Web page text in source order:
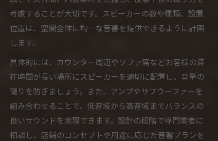
考慮することが大切です。スピーカーの数や種類、設置
位置は、空間全体に均一な音響を提供できるように計画
します。
具体的には、カウンター周辺やソファ席などお客様の滞
在時間が長い場所にスピーカーを適切に配置し、音量の
偏りを防ぎましょう。また、アンプやサブウーファーを
組み合わせることで、低音域から高音域までバランスの
良いサウンドを実現できます。設計の段階で専門業者に
相談し、店舗のコンセプトや用途に応じた音響プランを